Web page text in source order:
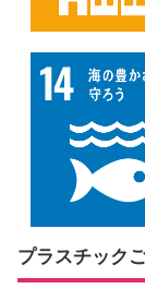
プラスチック